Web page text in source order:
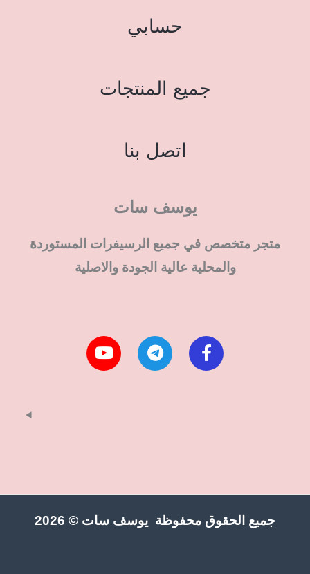
حسابي
جميع المنتجات
اتصل بنا
يوسف سات
متجر متخصص في جميع الرسيفرات المستوردة
والمحلية عالية الجودة والاصلية
جميع الحقوق محفوظة يوسف سات © 2026